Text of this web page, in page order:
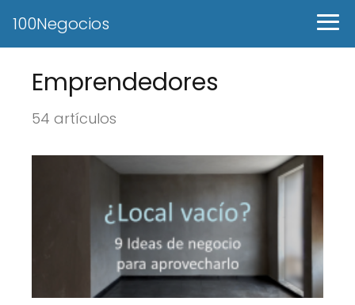
100Negocios
Emprendedores
54 artículos